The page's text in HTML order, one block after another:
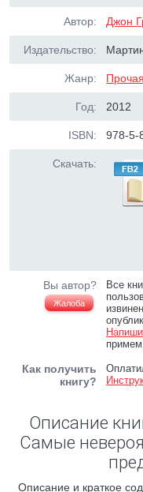
Автор: Джон
Издательство:
Жанр:
Год: 2012
ISBN: 978-5-
Скачать:
Вы автор?
Жалоба
Все
Как получить
книгу?
Описание
Самые
Описание и краткое